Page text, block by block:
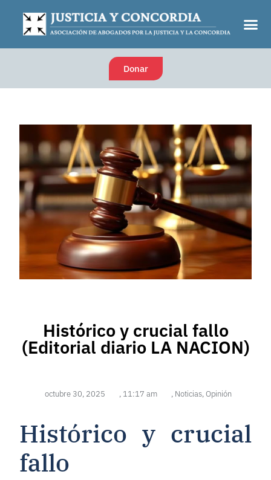
Donar
Histórico y crucial fallo
(Editorial diario LA NACION)
octubre 30, 2025 , 11:17 am , Noticias,Opinión
Histórico y crucial
fallo